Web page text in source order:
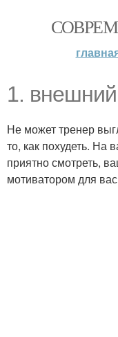
1.
Не может тренер
то, как похудеть. На
приятно смотреть,
мотиватором для